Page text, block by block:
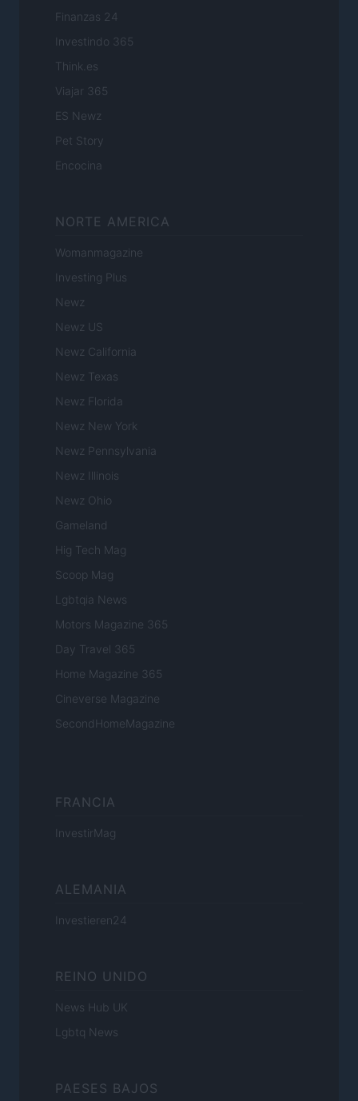
Finanzas 24
Investindo 365
Think.es
Viajar 365
ES Newz
Pet Story
Encocina
NORTE AMERICA
Womanmagazine
Investing Plus
Newz
Newz US
Newz California
Newz Texas
Newz Florida
Newz New York
Newz Pennsylvania
Newz Illinois
Newz Ohio
Gameland
Hig Tech Mag
Scoop Mag
Lgbtqia News
Motors Magazine 365
Day Travel 365
Home Magazine 365
Cineverse Magazine
SecondHomeMagazine
FRANCIA
InvestirMag
ALEMANIA
Investieren24
REINO UNIDO
News Hub UK
Lgbtq News
PAESES BAJOS